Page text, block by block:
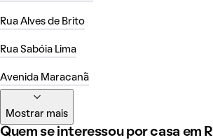
Rua Alves de Brito
Rua Sabóia Lima
Avenida Maracanã
Mostrar mais
Quem se interessou por casa em